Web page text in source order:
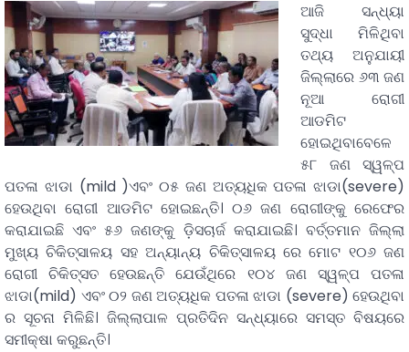
ଆଜି ସନ୍ଧ୍ୟା
ସୁଦ୍ଧା ମିଳିଥିବା
ତଥ୍ୟ ଅନୁଯାୟୀ
ଜିଲ୍ଲାରେ ୬୩ ଜଣ
ନୂଆ ରୋଗୀ
ଆଡମିଟ
ହୋଇଥିବାବେଳେ
୫୮ ଜଣ ସ୍ୱଳ୍ପ
ପତଳା ଝାଡା (mild )ଏବଂ ୦୫ ଜଣ ଅତ୍ୟଧିକ ପତଳା ଝାଡା(severe)
ହେଉଥିବା ରୋଗୀ ଆଡମିଟ ହୋଇଛନ୍ତି। ୦୬ ଜଣ ରୋଗୀଙ୍କୁ ରେଫେର
କରାଯାଇଛି ଏବଂ ୫୬ ଜଣଙ୍କୁ ଡ଼ିସଚାର୍ଜ କରାଯାଇଛି। ବର୍ତ୍ତମାନ ଜିଲ୍ଲା
ମୁଖ୍ୟ ଚିକିତ୍ସାଳୟ ସହ ଅନ୍ୟାନ୍ୟ ଚିକିତ୍ସାଳୟ ରେ ମୋଟ ୧୦୬ ଜଣ
ରୋଗୀ ଚିକିତ୍ସତ ହେଉଛନ୍ତି ଯେଉଁଥିରେ ୧୦୪ ଜଣ ସ୍ୱଳ୍ପ ପତଳା
ଝାଡା(mild) ଏବଂ ୦୨ ଜଣ ଅତ୍ୟଧିକ ପତଳା ଝାଡା (severe) ହେଉଥିବା
ର ସୂଚନା ମିଳିଛି। ଜିଲ୍ଲାପାଳ ପ୍ରତିଦିନ ସନ୍ଧ୍ୟାରେ ସମସ୍ତ ବିଷୟରେ
ସମୀକ୍ଷା କରୁଛନ୍ତି।